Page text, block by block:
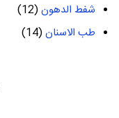
شفط الدهون(12)
طب الاسنان(14)